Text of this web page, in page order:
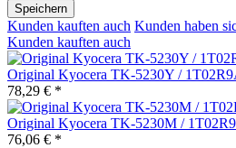
Speichern
Kunden kauften auch Kunden haben
Kunden kauften auch
Original Kyocera TK-5230Y /
78,29 € *
Original Kyocera TK-5230M /
76,06 € *